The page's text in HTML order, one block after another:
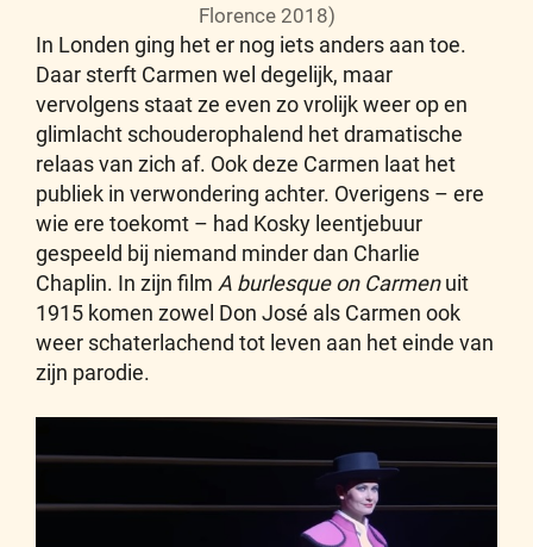
Florence 2018)
In Londen ging het er nog iets anders aan toe.
Daar sterft Carmen wel degelijk, maar
vervolgens staat ze even zo vrolijk weer op en
glimlacht schouderophalend het dramatische
relaas van zich af. Ook deze Carmen laat het
publiek in verwondering achter. Overigens – ere
wie ere toekomt – had Kosky leentjebuur
gespeeld bij niemand minder dan Charlie
Chaplin. In zijn film A burlesque on Carmenuit
1915 komen zowel Don José als Carmen ook
weer schaterlachend tot leven aan het einde van
zijn parodie.